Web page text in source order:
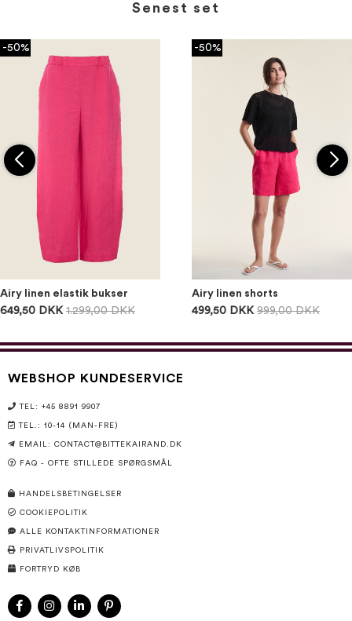
Senest set
-50%
Airy linen elastik bukser
649,50 DKK 1.299,00 DKK
-50%
Airy linen shorts
499,50 DKK 999,00 DKK
WEBSHOP KUNDESERVICE
TEL: +45 8891 9907
TEL.: 10-14 (MAN-FRE)
EMAIL: CONTACT@BITTEKAIRAND.DK
FAQ - OFTE STILLEDE SPØRGSMÅL
HANDELSBETINGELSER
COOKIEPOLITIK
ALLE KONTAKTINFORMATIONER
PRIVATLIVSPOLITIK
FORTRYD KØB